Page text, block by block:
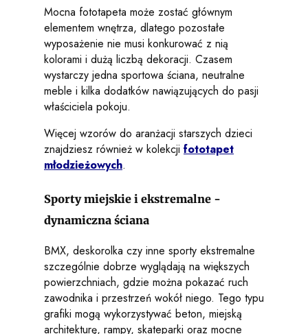
Mocna fototapeta może zostać głównym
elementem wnętrza, dlatego pozostałe
wyposażenie nie musi konkurować z nią
kolorami i dużą liczbą dekoracji. Czasem
wystarczy jedna sportowa ściana, neutralne
meble i kilka dodatków nawiązujących do pasji
właściciela pokoju.
Więcej wzorów do aranżacji starszych dzieci
znajdziesz również w kolekcji fototapet
młodzieżowych.
Sporty miejskie i ekstremalne -
dynamiczna ściana
BMX, deskorolka czy inne sporty ekstremalne
szczególnie dobrze wyglądają na większych
powierzchniach, gdzie można pokazać ruch
zawodnika i przestrzeń wokół niego. Tego typu
grafiki mogą wykorzystywać beton, miejską
architekturę, rampy, skateparki oraz mocne